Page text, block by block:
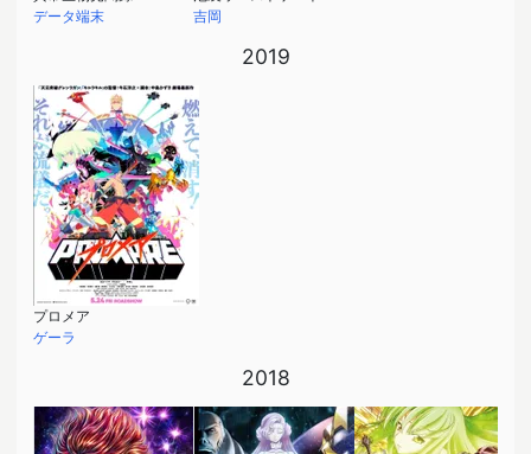
データ端末
吉岡
2019
プロメア
ゲーラ
2018